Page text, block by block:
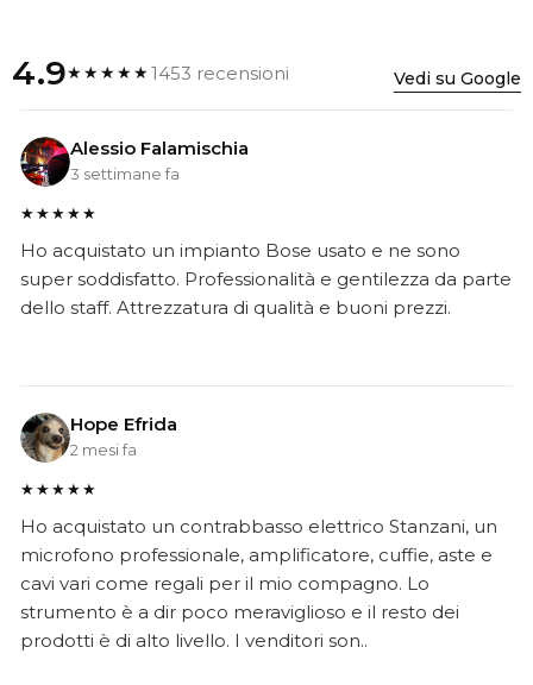
4.9★★★★★1453 recensioni Vedi su Google
Alessio Falamischia
3 settimane fa
★★★★★
Ho acquistato un impianto Bose usato e ne sono
super soddisfatto. Professionalità e gentilezza da parte
dello staff. Attrezzatura di qualità e buoni prezzi.
Hope Efrida
2 mesi fa
★★★★★
Ho acquistato un contrabbasso elettrico Stanzani, un
microfono professionale, amplificatore, cuffie, aste e
cavi vari come regali per il mio compagno. Lo
strumento è a dir poco meraviglioso e il resto dei
prodotti è di alto livello. I venditori son..